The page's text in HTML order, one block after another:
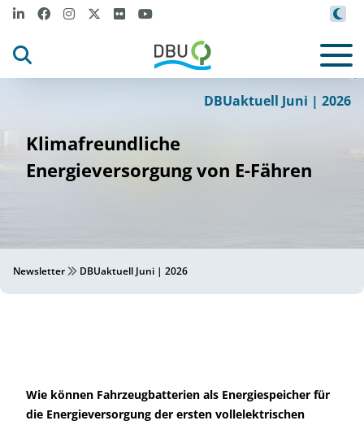
Reedere
_Norden_Fr
is
DBUaktuell Juni | 2026
Klimafreundliche
Energieversorgung von E-Fähren
Newsletter DBUaktuell Juni | 2026
Wie können Fahrzeugbatterien als Energiespeicher für
die Energieversorgung der ersten vollelektrischen